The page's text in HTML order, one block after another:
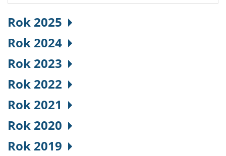
Rok 2025
Rok 2024
Rok 2023
Rok 2022
Rok 2021
Rok 2020
Rok 2019